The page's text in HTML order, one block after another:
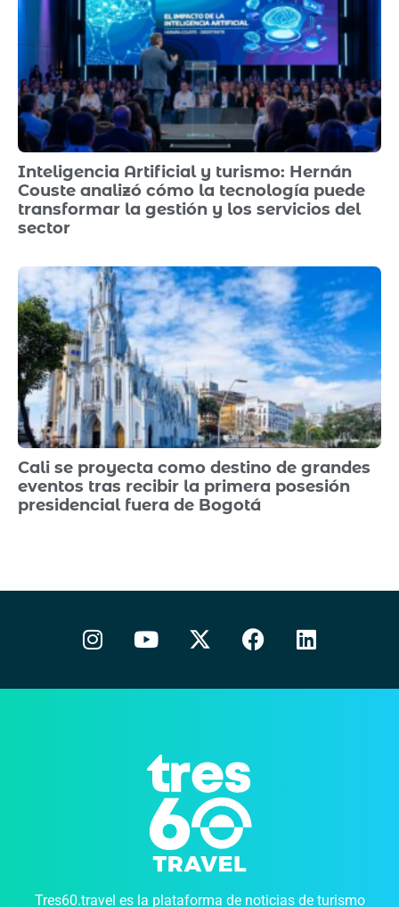
Inteligencia Artificial y turismo: Hernán
Couste analizó cómo la tecnología puede
transformar la gestión y los servicios del
sector
Cali se proyecta como destino de grandes
eventos tras recibir la primera posesión
presidencial fuera de Bogotá
Tres60.travel es la plataforma de noticias de turismo